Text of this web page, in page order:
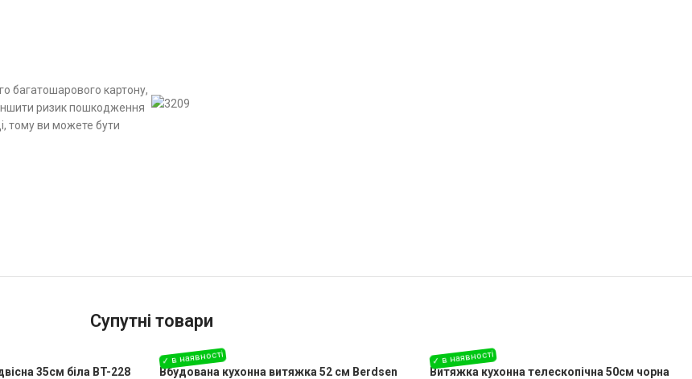
багатошарового картону,
ризик пошкодження
тому ви можете бути
Супутні товари
35см біла BT-228 Вбудована кухонна витяжка 52 см Berdsen Витяжка кухонна телескопічна 50см чорна